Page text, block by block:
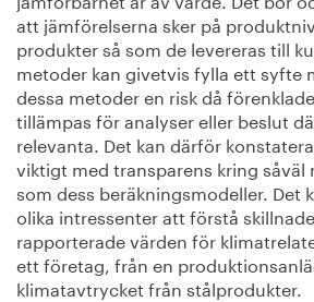
att jämförelserna sker på
produkter så som de levereras till
metoder kan givetvis fylla ett syfte
dessa metoder en risk då
tillämpas för analyser eller beslut
relevanta. Det kan därför
viktigt med transparens kring
som dess beräkningsmodeller. Det
olika intressenter att förstå
rapporterade värden för
ett företag, från en
klimatavtrycket från stålprodukter.